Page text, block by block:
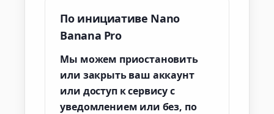
По инициативе Nano
Banana Pro
Мы можем приостановить
или закрыть ваш аккаунт
или доступ к сервису с
уведомлением или без, по